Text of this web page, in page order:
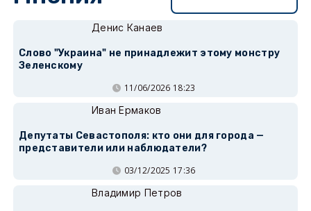
Денис Канаев
Слово "Украина" не принадлежит этому монстру
Зеленскому
11/06/2026 18:23
Иван Ермаков
Депутаты Севастополя: кто они для города —
представители или наблюдатели?
03/12/2025 17:36
Владимир Петров